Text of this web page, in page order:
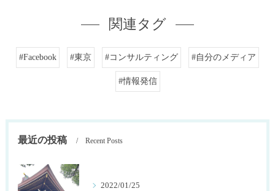
関連タグ
#Facebook #東京 #コンサルティング #自分のメディア
#情報発信
最近の投稿 Recent Posts
2022/01/25